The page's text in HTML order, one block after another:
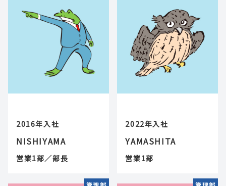
2016年入社
NISHIYAMA
営業1部／部長
2022年入社
YAMASHITA
営業1部